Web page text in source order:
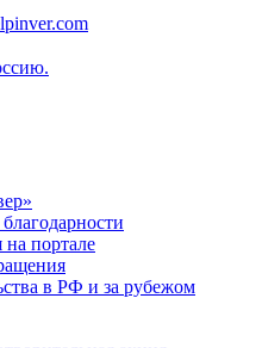
портале
в РФ и за рубежом